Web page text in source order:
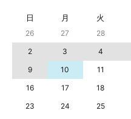
日 月 火
26 27 28
2
3 4
9
10 11
16
17 18
23
24 25